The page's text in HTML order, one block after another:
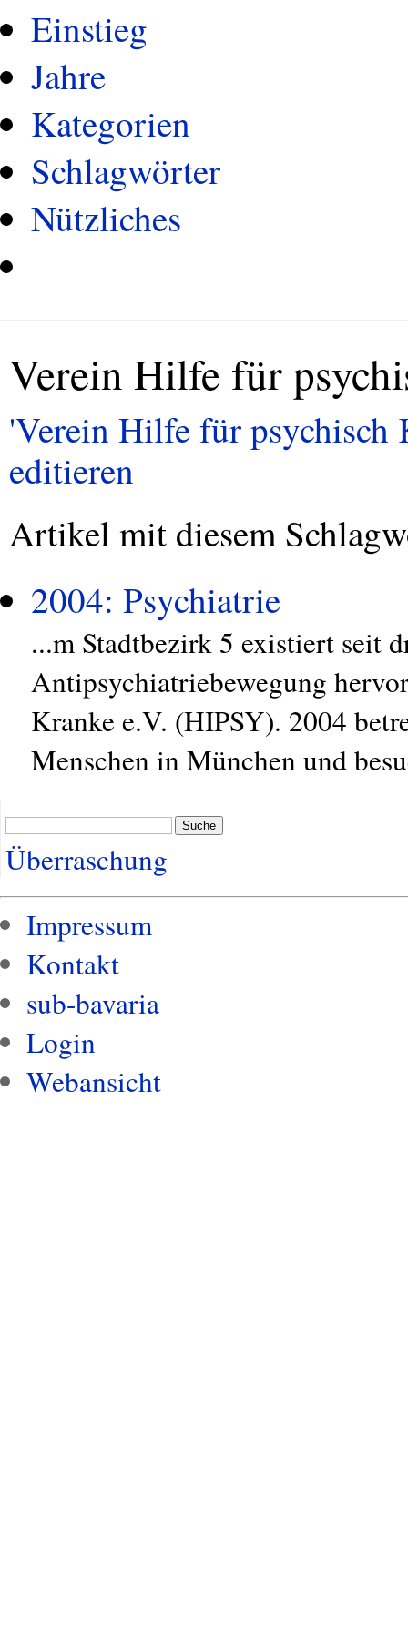
Einstieg
Jahre
Kategorien
Schlagwörter
Nützliches
Verein Hilfe für
'Verein Hilfe für psychisch
editieren
Artikel mit diesem
2004: Psychiatrie
...m Stadtbezirk 5 existiert seit
Antipsychiatriebewegung
Kranke e.V. (HIPSY). 2004
Menschen in München und
Suche
Überraschung
Impressum
Kontakt
sub-bavaria
Login
Webansicht